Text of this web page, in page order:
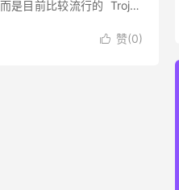
是目前比较流行的 Trojan
 赞(0)